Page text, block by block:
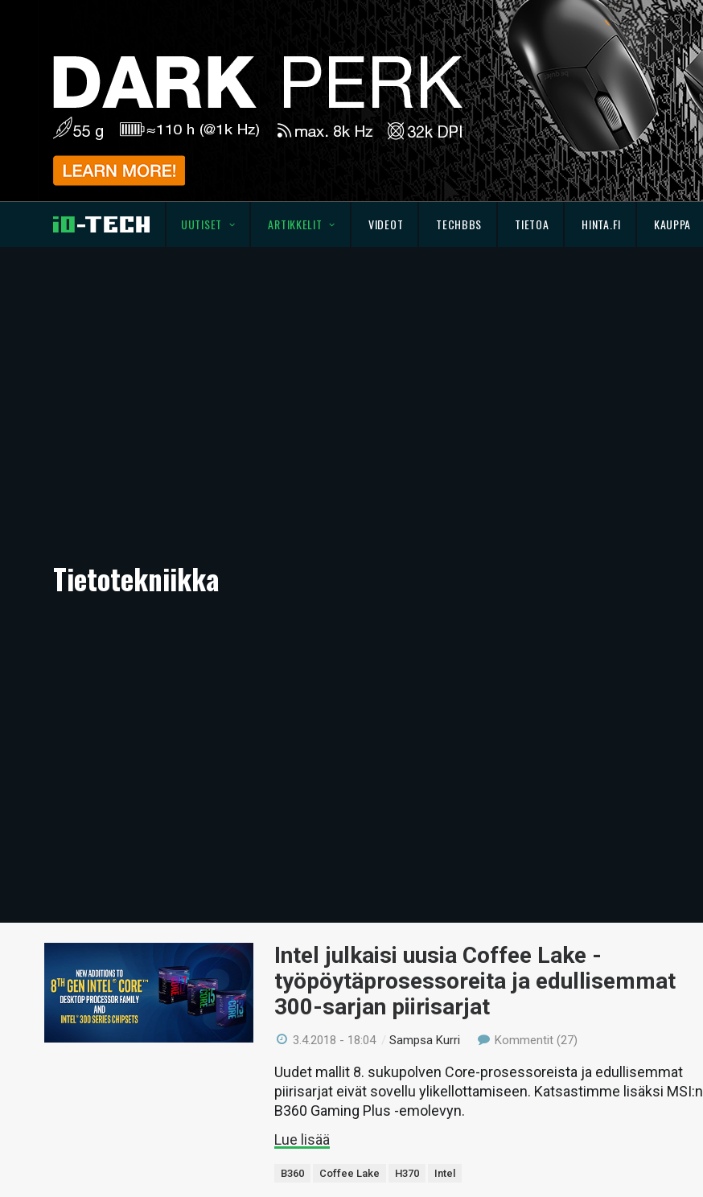
UUTISET ARTIKKELIT VIDEOT TECHBBS TIETOA HINTA.FI KAUPPA
Tietotekniikka
Intel julkaisi uusia Coffee Lake -
työpöytäprosessoreita ja edullisemmat
300-sarjan piirisarjat
3.4.2018 - 18:04 /Sampsa Kurri Kommentit (27)
Uudet mallit 8. sukupolven Core-prosessoreista ja edullisemmat
piirisarjat eivät sovellu ylikellottamiseen. Katsastimme lisäksi MSI:n
B360 Gaming Plus -emolevyn.
Lue lisää
B360 Coffee Lake H370 Intel